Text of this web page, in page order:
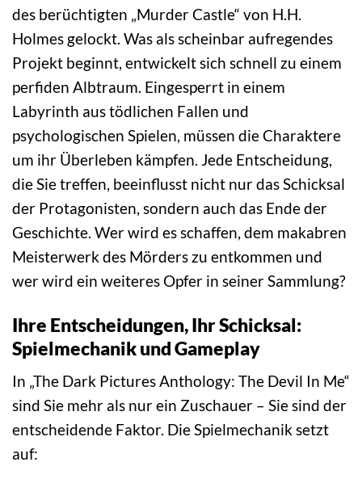
des berüchtigten „Murder Castle“ von H.H.
Holmes gelockt. Was als scheinbar aufregendes
Projekt beginnt, entwickelt sich schnell zu einem
perfiden Albtraum. Eingesperrt in einem
Labyrinth aus tödlichen Fallen und
psychologischen Spielen, müssen die Charaktere
um ihr Überleben kämpfen. Jede Entscheidung,
die Sie treffen, beeinflusst nicht nur das Schicksal
der Protagonisten, sondern auch das Ende der
Geschichte. Wer wird es schaffen, dem makabren
Meisterwerk des Mörders zu entkommen und
wer wird ein weiteres Opfer in seiner Sammlung?
Ihre Entscheidungen, Ihr Schicksal:
Spielmechanik und Gameplay
In „The Dark Pictures Anthology: The Devil In Me“
sind Sie mehr als nur ein Zuschauer – Sie sind der
entscheidende Faktor. Die Spielmechanik setzt
auf: